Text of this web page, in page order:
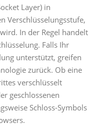
Layer) in
Verschlüsselungsstufe,
In der Regel handelt
Falls Ihr
unterstützt, greifen
zurück. Ob eine
verschlüsselt
geschlossenen
Schloss-Symbols